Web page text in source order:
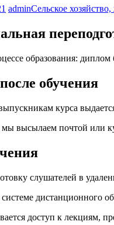
adminСельское
образования:
обучения
курса
высылаем почтой или
слушателей в
дистанционного
доступ к лекциям,